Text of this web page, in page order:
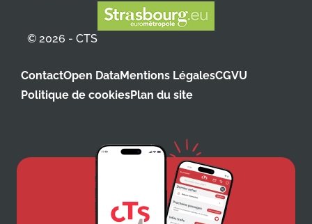
© 2026 - CTS
ContactOpen DataMentions LégalesCGVU
Politique de cookiesPlan du site